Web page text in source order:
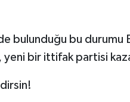
bulunduğu bu
bir ittifak partisi